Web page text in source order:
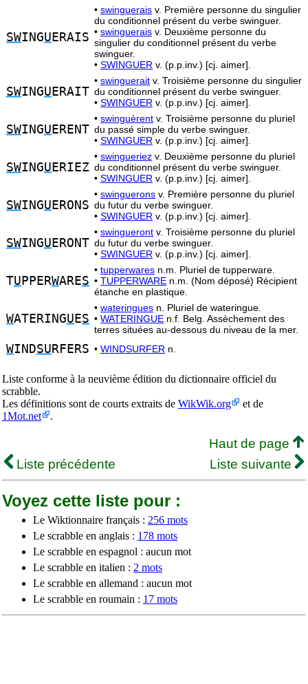
SWINGU ERAIS
• swinguerais v. Première personne du singulier
du conditionnel présent du verbe swinguer.
• swinguerais v. Deuxième personne du
singulier du conditionnel présent du verbe
swinguer.
• SWINGUER v. (p.p.inv.) [cj. aimer].
SWINGU ERAIT
• swinguerait v. Troisième personne du singulier
du conditionnel présent du verbe swinguer.
• SWINGUER v. (p.p.inv.) [cj. aimer].
SWINGU ERENT
• swinguèrent v. Troisième personne du pluriel
du passé simple du verbe swinguer.
• SWINGUER v. (p.p.inv.) [cj. aimer].
SWINGU ERIEZ
• swingueriez v. Deuxième personne du pluriel
du conditionnel présent du verbe swinguer.
• SWINGUER v. (p.p.inv.) [cj. aimer].
SWINGU ERONS
• swinguerons v. Première personne du pluriel
du futur du verbe swinguer.
• SWINGUER v. (p.p.inv.) [cj. aimer].
SWINGU ERONT
• swingueront v. Troisième personne du pluriel
du futur du verbe swinguer.
• SWINGUER v. (p.p.inv.) [cj. aimer].
TU PPERWARES
• tupperwares n.m. Pluriel de tupperware.
• TUPPERWARE n.m. (Nom déposé) Récipient
étanche en plastique.
WATERINGU ES
• wateringues n. Pluriel de wateringue.
• WATERINGUE n.f. Belg. Assèchement des
terres situées au-dessous du niveau de la mer.
WINDSU RFERS • WINDSURFER n.
Liste conforme à la neuvième édition du dictionnaire officiel du
scrabble.
Les définitions sont de courts extraits de WikWik.org
et de
1Mot.net
.
Haut de page
Liste précédente
Liste suivante
Voyez cette liste pour :
Le Wiktionnaire français : 256 mots
Le scrabble en anglais : 178 mots
Le scrabble en espagnol : aucun mot
Le scrabble en italien : 2 mots
Le scrabble en allemand : aucun mot
Le scrabble en roumain : 17 mots